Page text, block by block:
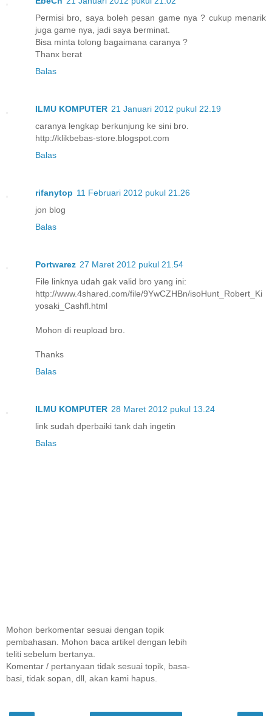
Permisi bro, saya boleh pesan game nya ? cukup menarik
juga game nya, jadi saya berminat.
Bisa minta tolong bagaimana caranya ?
Thanx berat
Balas
ILMU KOMPUTER 21 Januari 2012 pukul 22.19
caranya lengkap berkunjung ke sini bro.
http://klikbebas-store.blogspot.com
Balas
rifanytop 11 Februari 2012 pukul 21.26
jon blog
Balas
Portwarez 27 Maret 2012 pukul 21.54
File linknya udah gak valid bro yang ini:
http://www.4shared.com/file/9YwCZHBn/isoHunt_Robert_Ki
yosaki_Cashfl.html
Mohon di reupload bro.
Thanks
Balas
ILMU KOMPUTER 28 Maret 2012 pukul 13.24
link sudah dperbaiki tank dah ingetin
Balas
Mohon berkomentar sesuai dengan topik
pembahasan. Mohon baca artikel dengan lebih
teliti sebelum bertanya.
Komentar / pertanyaan tidak sesuai topik, basa-
basi, tidak sopan, dll, akan kami hapus.